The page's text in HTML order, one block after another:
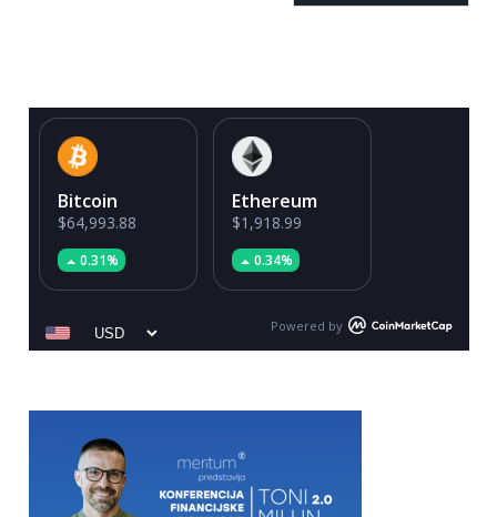
Bitcoin
$64,993.88
0.31%
Ethereum
$1,918.99
0.34%
Powered by